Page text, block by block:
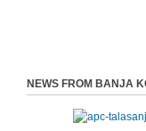
NEWS FROM BANJA